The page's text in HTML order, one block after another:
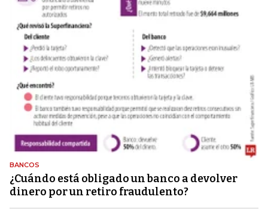
BANCOS
¿Cuándo está obligado un banco a devolver
dinero por un retiro fraudulento?